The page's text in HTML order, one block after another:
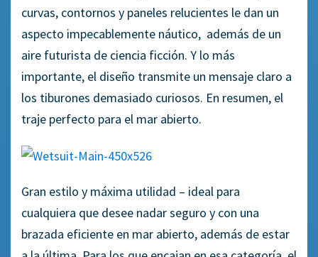
curvas, contornos y paneles relucientes le dan un
aspecto impecablemente náutico, además de un
aire futurista de ciencia ficción. Y lo más
importante, el diseño transmite un mensaje claro a
los tiburones demasiado curiosos. En resumen, el
traje perfecto para el mar abierto.
Gran estilo y máxima utilidad – ideal para
cualquiera que desee nadar seguro y con una
brazada eficiente en mar abierto, además de estar